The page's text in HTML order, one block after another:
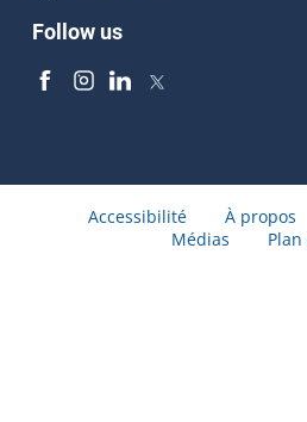
Follow us
Accessibilité À propos
Médias